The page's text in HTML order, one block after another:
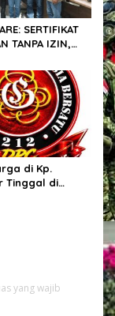
SERTIFIKAT
TANPA IZIN,
PAREPARE
DILAPORKAN KE POLRES!
di Kp.
Tinggal di
yang wajib